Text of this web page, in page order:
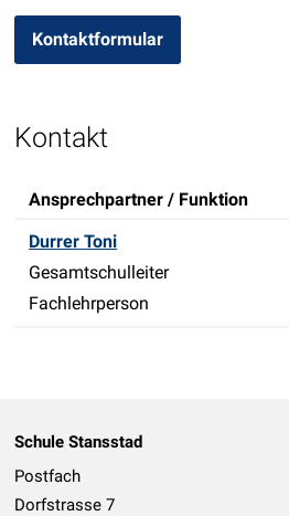
Kontaktformular
Kontakt
Ansprechpartner / Funktion
Durrer ToniFunktion
Gesamtschulleiter
Fachlehrperson
Schule Stansstad
Postfach
Dorfstrasse 7